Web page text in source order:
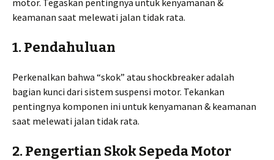
motor. Tegaskan pentingnya untuk kenyamanan &
keamanan saat melewati jalan tidak rata.
1. Pendahuluan
Perkenalkan bahwa “skok” atau shockbreaker adalah
bagian kunci dari sistem suspensi motor. Tekankan
pentingnya komponen ini untuk kenyamanan & keamanan
saat melewati jalan tidak rata.
2. Pengertian Skok Sepeda Motor